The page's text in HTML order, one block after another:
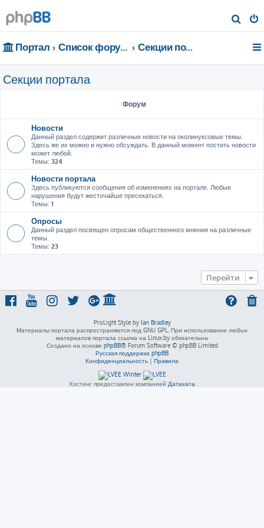
о
Портал Список форумов Секции портала
Секции портала
Форум
Новости
Данный раздел содержит различные новости на околинуксовые темы.
Здесь же их можно и нужно обсуждать. В данный момент постить новости
может любой.
Темы: 324
Новости портала
Здесь публикуются сообщения об изменениях на портале. Любые
нарушения будут жесточайше пресекаться.
Темы: 1
Опросы
Данный раздел посвящен опросам общественного мнения на различные
темы.
Темы: 23
Перейти
ProLight Style by Ian Bradley
Материалы портала распространяются под GNU GPL. При использовании любых
материалов портала ссылка на Linux.by обязательна
Создано на основе phpBB® Forum Software © phpBB Limited
Русская поддержка phpBB
Конфиденциальность | Правила
Хостинг предоставлен компанией Датахата